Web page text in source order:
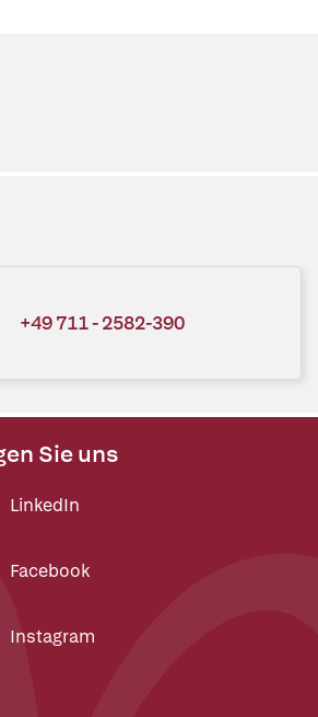
+49 711 - 2582-390
Sie uns
LinkedIn
Facebook
Instagram